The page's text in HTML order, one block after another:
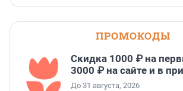
ПРОМОКОДЫ
Скидка 1000 ₽ на
3000 ₽ на сайте и в
До 31 августа, 2026